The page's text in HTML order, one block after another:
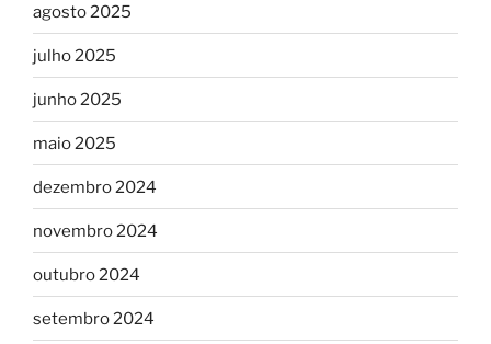
agosto 2025
julho 2025
junho 2025
maio 2025
dezembro 2024
novembro 2024
outubro 2024
setembro 2024